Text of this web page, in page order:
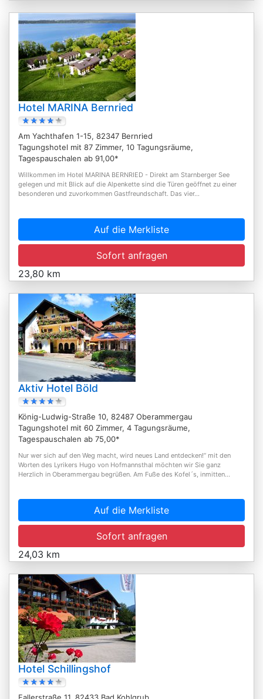
Hotel MARINA Bernried
Am Yachthafen 1-15, 82347 Bernried
Tagungshotel mit 87 Zimmer, 10 Tagungsräume,
Tagespauschalen ab 91,00*
Willkommen im Hotel MARINA BERNRIED - Direkt am Starnberger See
gelegen und mit Blick auf die Alpenkette sind die Türen geöffnet zu einer
besonderen und zuvorkommen Gastfreundschaft. Das vier...
Auf die Merkliste
Sofort anfragen
23,80 km
Aktiv Hotel Böld
König-Ludwig-Straße 10, 82487 Oberammergau
Tagungshotel mit 60 Zimmer, 4 Tagungsräume,
Tagespauschalen ab 75,00*
Nur wer sich auf den Weg macht, wird neues Land entdecken!“ mit den
Worten des Lyrikers Hugo von Hofmannsthal möchten wir Sie ganz
Herzlich in Oberammergau begrüßen. Am Fuße des Kofel´s, inmitten...
Auf die Merkliste
Sofort anfragen
24,03 km
Hotel Schillingshof
Fallerstraße 11, 82433 Bad Kohlgrub